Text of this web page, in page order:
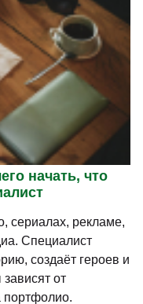
начать, что
сериалах, рекламе,
Специалист
создаёт героев и
от
портфолио.